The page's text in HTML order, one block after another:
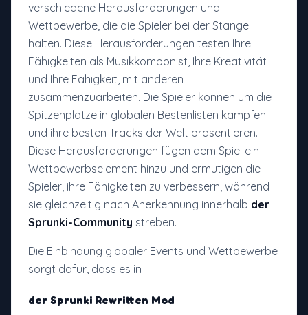
verschiedene Herausforderungen und
Wettbewerbe, die die Spieler bei der Stange
halten. Diese Herausforderungen testen Ihre
Fähigkeiten als Musikkomponist, Ihre Kreativität
und Ihre Fähigkeit, mit anderen
zusammenzuarbeiten. Die Spieler können um die
Spitzenplätze in globalen Bestenlisten kämpfen
und ihre besten Tracks der Welt präsentieren.
Diese Herausforderungen fügen dem Spiel ein
Wettbewerbselement hinzu und ermutigen die
Spieler, ihre Fähigkeiten zu verbessern, während
sie gleichzeitig nach Anerkennung innerhalb der
Sprunki-Community streben.
Die Einbindung globaler Events und Wettbewerbe
sorgt dafür, dass es in
der Sprunki Rewritten Mod